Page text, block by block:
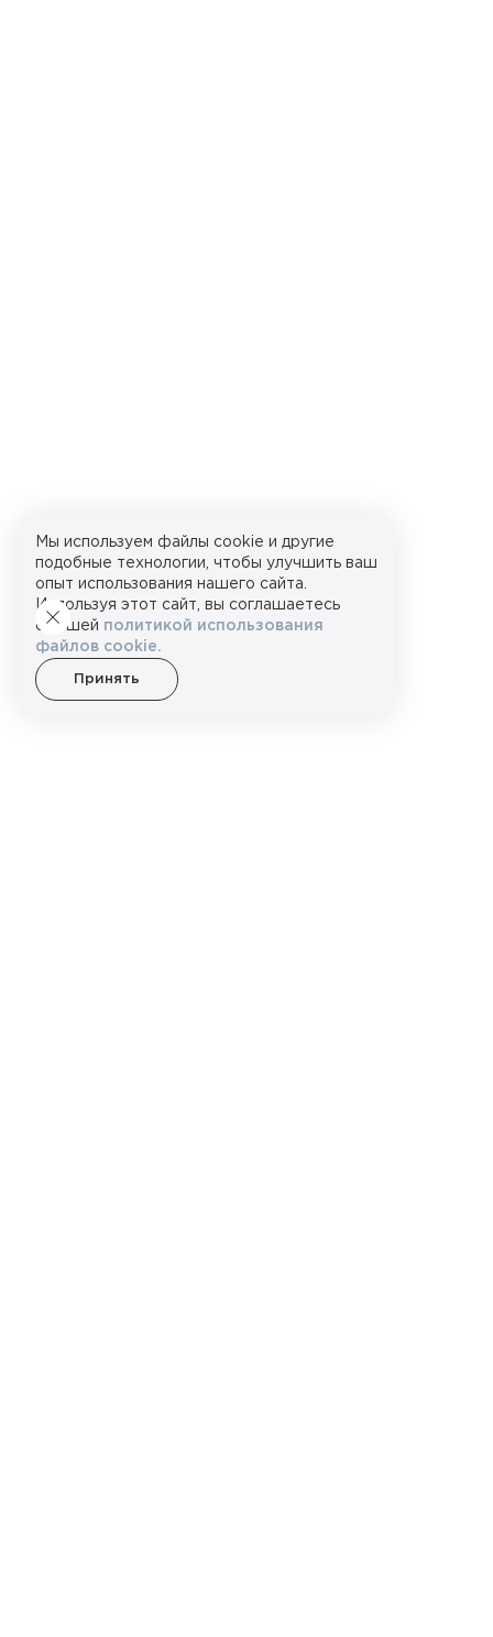
Мы используем файлы cookie и другие
подобные технологии, чтобы улучшить ваш
опыт использования нашего сайта.
Используя этот сайт, вы соглашаетесь
с нашей политикой использования
файлов cookie.
Принять